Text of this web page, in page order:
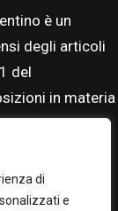
di
e
è un
degli articoli
del
in materia
è accreditato al